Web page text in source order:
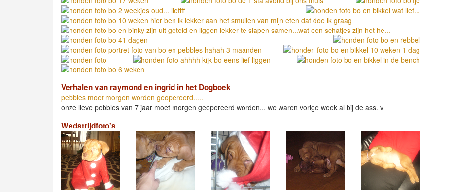
Verhalen van raymond en ingrid in het Dogboek
pebbles moet morgen worden geopereerd.....
onze lieve pebbles van 7 jaar moet morgen geopereerd worden... we waren vorige week al bij de ass. v
Wedstrijdfoto's